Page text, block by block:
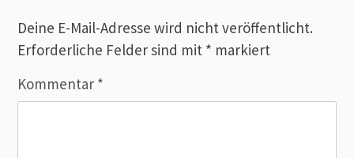
Deine E-Mail-Adresse wird nicht veröffentlicht.
Erforderliche Felder sind mit * markiert
Kommentar *